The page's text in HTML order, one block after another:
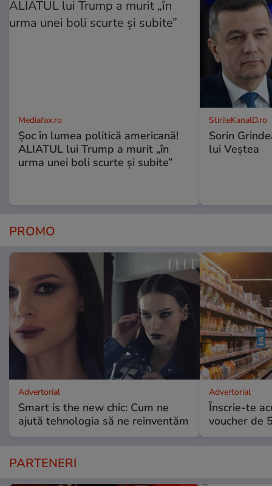
Mediafax.ro
Șoc în lumea politică americană!
ALIATUL lui Trump a murit „în
urma unei boli scurte și subite”
StirileKanalD.ro
Sorin
lui Veștea
PROMO
Advertorial
Smart is the new chic: Cum ne
ajută tehnologia să ne reinventăm
Advertorial
Înscrie-te
voucher de
PARTENERI